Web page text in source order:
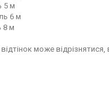
5 м
6 м
8 м
відтінок може